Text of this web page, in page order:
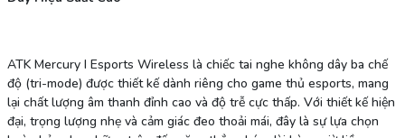
ATK Mercury I Esports Wireless là chiếc tai nghe không dây ba chế
độ (tri-mode) được thiết kế dành riêng cho game thủ esports, mang
lại chất lượng âm thanh đỉnh cao và độ trễ cực thấp. Với thiết kế hiện
đại, trọng lượng nhẹ và cảm giác đeo thoải mái, đây là sự lựa chọn